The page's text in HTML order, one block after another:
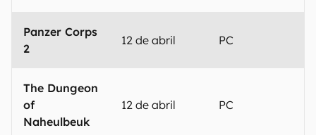
Panzer Corps
2
12 de abril PC
The Dungeon
of
Naheulbeuk
12 de abril PC